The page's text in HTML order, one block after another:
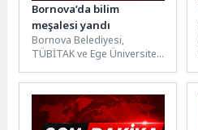
Bornova’da bilim
meşalesi yandı
Bornova Belediyesi,
TÜBİTAK ve Ege Üniversitesi
"Bornova Bilim Üssü:
Mirasın İzinde Süper...